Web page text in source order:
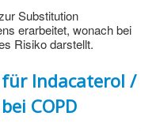
Substitution
erarbeitet, wonach bei
Risiko darstellt.
Indacaterol /
COPD